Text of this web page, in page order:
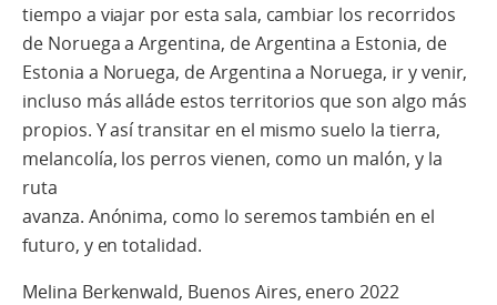
tiempo a viajar por esta sala, cambiar los recorridos
de Noruega a Argentina, de Argentina a Estonia, de
Estonia a Noruega, de Argentina a Noruega, ir y venir,
incluso más alláde estos territorios que son algo más
propios. Y así transitar en el mismo suelo la tierra,
melancolía, los perros vienen, como un malón, y la
ruta
avanza. Anónima, como lo seremos también en el
futuro, y en totalidad.
Melina Berkenwald, Buenos Aires, enero 2022